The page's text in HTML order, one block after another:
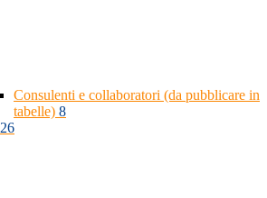
Consulenti e collaboratori (da pubblicare in
tabelle) 8
26